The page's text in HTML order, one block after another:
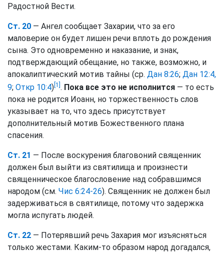
Радостной Вести.
Ст. 20 — Ангел сообщает Захарии, что за его
маловерие он будет лишен речи вплоть до рождения
сына. Это одновременно и наказание, и знак,
подтверждающий обещание, но также, возможно, и
апокалиптический мотив тайны (ср. Дан 8:26; Дан 12:4,
9; Откр 10:4) [1] . Пока все это не исполнится — то есть
пока не родится Иоанн, но торжественность слов
указывает на то, что здесь присутствует
дополнительный мотив Божественного плана
спасения.
Ст. 21 — После воскурения благовоний священник
должен был выйти из святилища и произнести
священническое благословение над собравшимся
народом (см. Чис 6:24-26). Священник не должен был
задерживаться в святилище, потому что задержка
могла испугать людей.
Ст. 22 — Потерявший речь Захария мог изъясняться
только жестами. Каким-то образом народ догадался,